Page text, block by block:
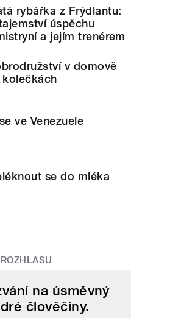
rybářka z Frýdlantu:
úspěchu
a jejím trenérem
v domově
kolečkách
ve Venezuele
se do mléka
na úsměvný
člověčiny.